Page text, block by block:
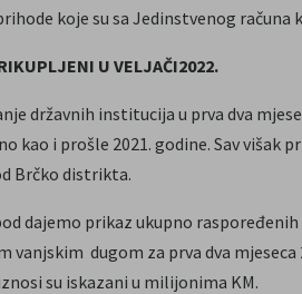
koje su sa Jedinstvenog
U VELJAČI2022.
državnih institucija u prva dva
kao i prošle 2021. godine. Sav
Brčko distrikta.
dajemo prikaz ukupno
vanjskim dugom za prva dva
su iskazani u milijonima KM.